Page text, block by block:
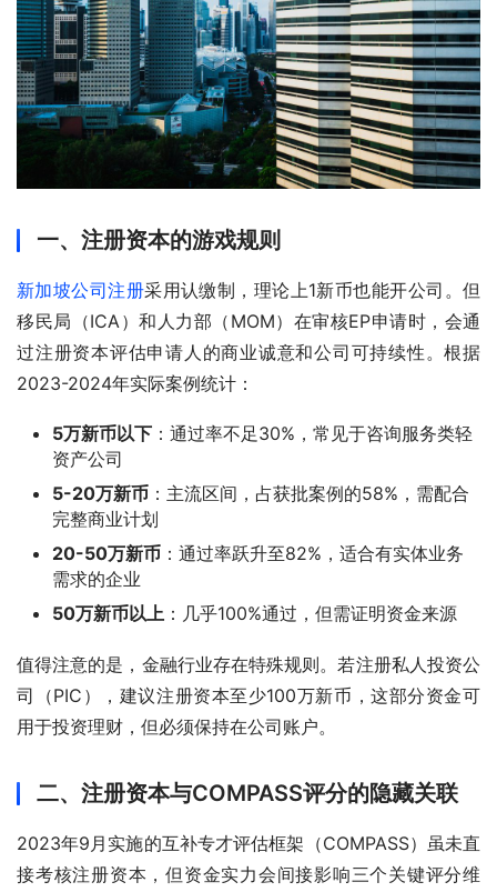
一、注册资本的游戏规则
新加坡公司注册采用认缴制，理论上1新币也能开公司。但
移民局（ICA）和人力部（MOM）在审核EP申请时，会通
过注册资本评估申请人的商业诚意和公司可持续性。根据
2023-2024年实际案例统计：
5万新币以下 ：通过率不足30%，常见于咨询服务类轻
资产公司
5-20万新币 ：主流区间，占获批案例的58%，需配合
完整商业计划
20-50万新币 ：通过率跃升至82%，适合有实体业务
需求的企业
50万新币以上 ：几乎100%通过，但需证明资金来源
值得注意的是，金融行业存在特殊规则。若注册私人投资公
司（PIC），建议注册资本至少100万新币，这部分资金可
用于投资理财，但必须保持在公司账户。
二、注册资本与COMPASS评分的隐藏关联
2023年9月实施的互补专才评估框架（COMPASS）虽未直
接考核注册资本，但资金实力会间接影响三个关键评分维